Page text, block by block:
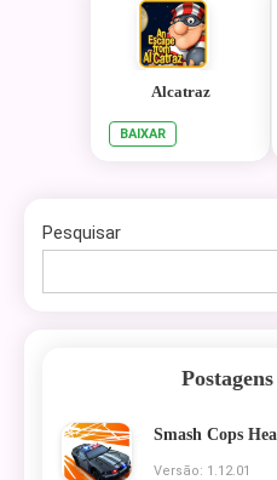
Alcatraz
BAIXAR
Pesquisar
Smash Cops
Versão: 1.12.01